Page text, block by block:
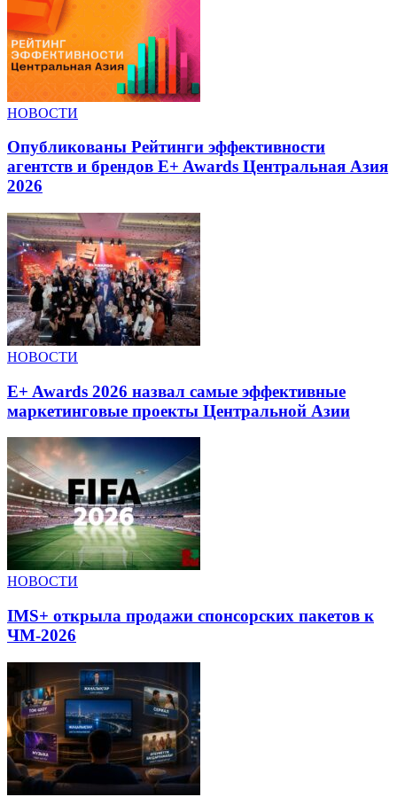
НОВОСТИ
Опубликованы Рейтинги эффективности
агентств и брендов E+ Awards Центральная Азия
2026
НОВОСТИ
E+ Awards 2026 назвал самые эффективные
маркетинговые проекты Центральной Азии
НОВОСТИ
IMS+ открыла продажи спонсорских пакетов к
ЧМ-2026